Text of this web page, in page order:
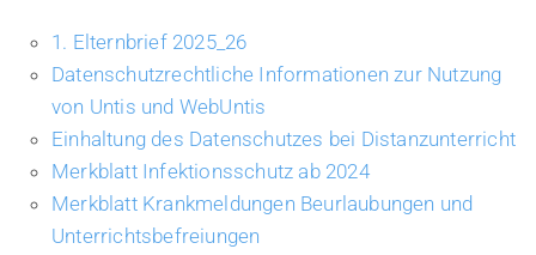
1. Elternbrief 2025_26
Datenschutzrechtliche Informationen zur Nutzung
von Untis und WebUntis
Einhaltung des Datenschutzes bei Distanzunterricht
Merkblatt Infektionsschutz ab 2024
Merkblatt Krankmeldungen Beurlaubungen und
Unterrichtsbefreiungen